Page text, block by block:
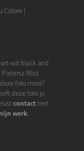
Colore |
wit black and
Miss
foto mooi?
deze foto je
contactmet
werk.